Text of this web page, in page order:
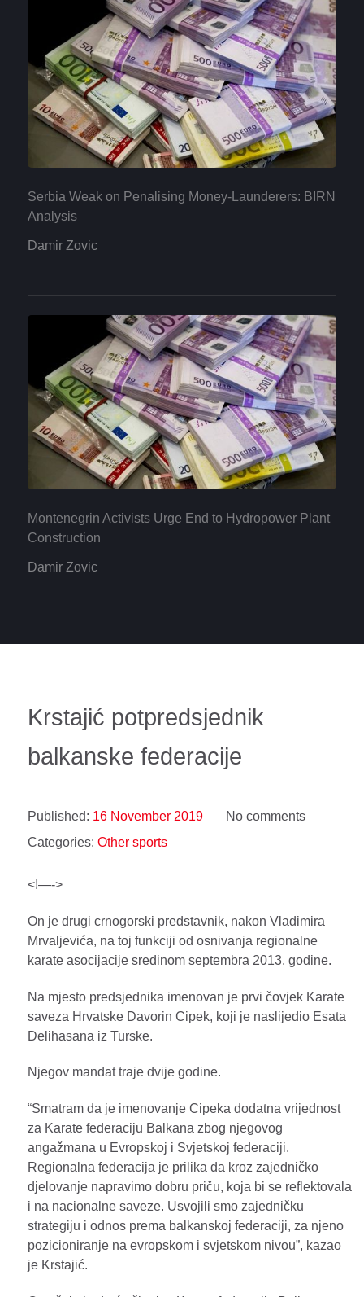
Serbia Weak on Penalising Money-Launderers: BIRN
Analysis
Damir Zovic
Montenegrin Activists Urge End to Hydropower Plant
Construction
Damir Zovic
Krstajić potpredsjednik
balkanske federacije
Published: 16 November 2019
No comments
Categories: Other sports
<!—->
On je drugi crnogorski predstavnik, nakon Vladimira
Mrvaljevića, na toj funkciji od osnivanja regionalne
karate asocijacije sredinom septembra 2013. godine.
Na mjesto predsjednika imenovan je prvi čovjek Karate
saveza Hrvatske Davorin Cipek, koji je naslijedio Esata
Delihasana iz Turske.
Njegov mandat traje dvije godine.
“Smatram da je imenovanje Cipeka dodatna vrijednost
za Karate federaciju Balkana zbog njegovog
angažmana u Evropskoj i Svjetskoj federaciji.
Regionalna federacija je prilika da kroz zajedničko
djelovanje napravimo dobru priču, koja bi se reflektovala
i na nacionalne saveze. Usvojili smo zajedničku
strategiju i odnos prema balkanskoj federaciji, za njeno
pozicioniranje na evropskom i svjetskom nivou”, kazao
je Krstajić.